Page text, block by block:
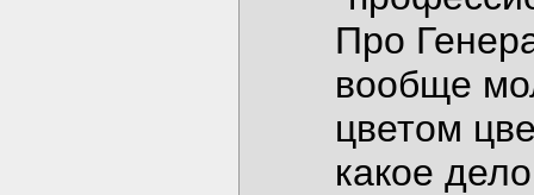
Про
вообще
цветом
какое